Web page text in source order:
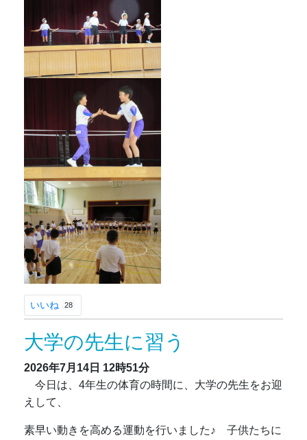
いいね 28
大学の先生に習う
2026年7月14日 12時51分
今日は、4年生の体育の時間に、大学の先生をお迎
えして、
素早い動きを高める運動を行いました♪ 子供たちに